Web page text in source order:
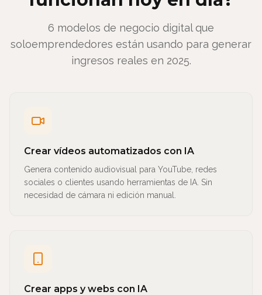
6 modelos de negocio digital que
soloemprendedores están usando para generar
ingresos reales en 2025.
Crear vídeos automatizados con IA
Genera contenido audiovisual para YouTube, redes
sociales o clientes usando herramientas de IA. Sin
necesidad de cámara ni edición manual.
Crear apps y webs con IA